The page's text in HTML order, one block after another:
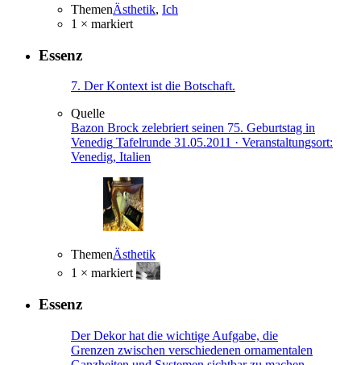
ThemenÄsthetik, Ich
1 × markiert
Essenz
7. Der Kontext ist die Botschaft.
Quelle
Bazon Brock zelebriert seinen 75. Geburtstag in
Venedig Tafelrunde 31.05.2011 · Veranstaltungsort:
Venedig, Italien
ThemenÄsthetik
1 × markiert
Essenz
Der Dekor hat die wichtige Aufgabe, die
Grenzen zwischen verschiedenen ornamentalen